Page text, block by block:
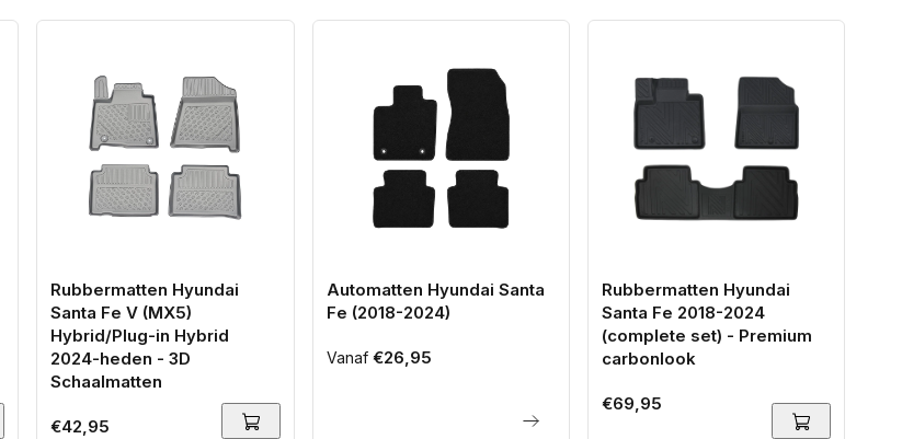
Rubbermatten Hyundai
Santa Fe V (MX5)
Hybrid/Plug-in Hybrid
2024-heden - 3D
Schaalmatten
Normale
€42,95
Automatten Hyundai Santa
Fe (2018-2024)
Normale
Vanaf€26,95
Rubbermatten Hyundai
Santa Fe 2018-2024
(complete set) - Premium
carbonlook
Normale
€69,95